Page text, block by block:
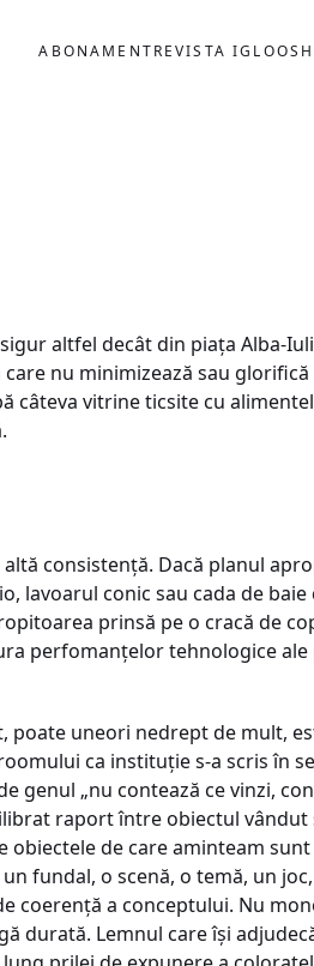
ABONAMENTREVISTA IGLOO
altfel decât din piaţa Alba-
nu minimizează sau
câteva vitrine ticsite cu
consistenţă. Dacă planul
lavoarul conic sau cada de
prinsă pe o cracă de
perfomanţelor tehnologice
poate uneori nedrept de mult,
ca instituţie s-a scris în
genul „nu contează ce vinzi,
raport între obiectul vândut
obiectele de care aminteam
fundal, o scenă, o temă, un
coerenţă a conceptului. Nu
durată. Lemnul care îşi